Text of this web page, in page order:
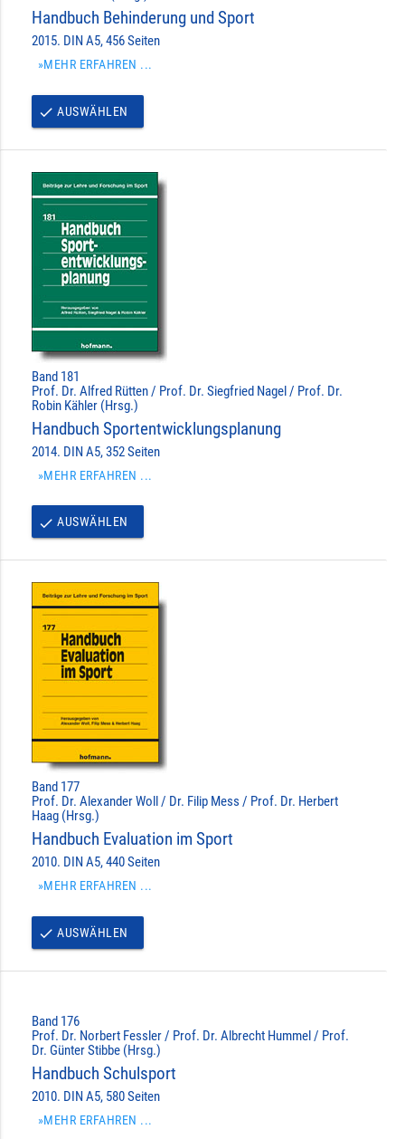
Handbuch Behinderung und Sport
2015. DIN A5, 456 Seiten
»MEHR ERFAHREN ...
done AUSWÄHLEN
Band 181
Prof. Dr. Alfred Rütten / Prof. Dr. Siegfried Nagel / Prof. Dr.
Robin Kähler (Hrsg.)
Handbuch Sportentwicklungsplanung
2014. DIN A5, 352 Seiten
»MEHR ERFAHREN ...
done AUSWÄHLEN
Band 177
Prof. Dr. Alexander Woll / Dr. Filip Mess / Prof. Dr. Herbert
Haag (Hrsg.)
Handbuch Evaluation im Sport
2010. DIN A5, 440 Seiten
»MEHR ERFAHREN ...
done AUSWÄHLEN
Band 176
Prof. Dr. Norbert Fessler / Prof. Dr. Albrecht Hummel / Prof.
Dr. Günter Stibbe (Hrsg.)
Handbuch Schulsport
2010. DIN A5, 580 Seiten
»MEHR ERFAHREN ...